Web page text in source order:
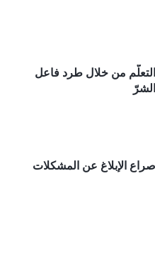
وأن قدرته على
أن أتخلى عن زمام
لو أنني أوليت اهتمامًا
لاستطعتُ اكتشاف
هذه العواقب.
لا مفر منها عن سير
كنت كثيرًا ما
الكذبة وأقرأها،
التعلُّم من خلال طرد فاعل
الشرّ
صراع الإبلاغ عن المشكلات